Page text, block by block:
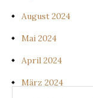
August 2024
Mai 2024
April 2024
März 2024
Gib deine E-Mail-Adresse ein ...